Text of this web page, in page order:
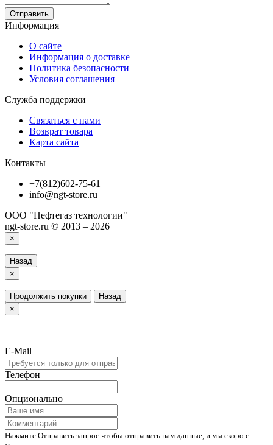
Отправить
Информация
О сайте
Информация о доставке
Политика безопасности
Условия соглашения
Служба поддержки
Связаться с нами
Возврат товара
Карта сайта
Контакты
+7(812)602-75-61
info@ngt-store.ru
ООО "Нефтегаз технологии"
ngt-store.ru © 2013 – 2026
×
Назад
×
Продолжить покупки
Назад
×
E-Mail
Телефон
Опционально
Нажмите Отправить запрос чтобы отправить нам данные, и мы скоро с